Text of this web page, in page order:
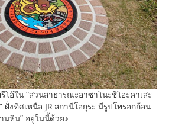
โอ้ใน “สวนสาธารณะอาซาโนะชิโอะคาเสะ
ฝั่งทิศเหนือ JR สถานีโอกุระ มีรูปโทรอกก้อน
นหิน” อยู่ในนี้ด้วย♪